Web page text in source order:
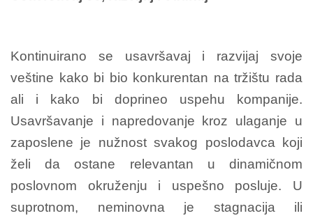
Kontinuirano se usavršavaj i razvijaj svoje
veštine kako bi bio konkurentan na tržištu rada
ali i kako bi doprineo uspehu kompanije.
Usavršavanje i napredovanje kroz ulaganje u
zaposlene je nužnost svakog poslodavca koji
želi da ostane relevantan u dinamičnom
poslovnom okruženju i uspešno posluje. U
suprotnom, neminovna je stagnacija ili